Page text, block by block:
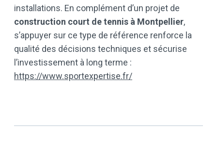
installations. En complément d’un projet de
construction court de tennis à Montpellier,
s’appuyer sur ce type de référence renforce la
qualité des décisions techniques et sécurise
l’investissement à long terme :
https://www.sportexpertise.fr/